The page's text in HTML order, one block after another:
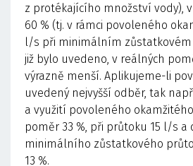
z protékajícího množství vody),
60 % (tj. v rámci povoleného
l/s při minimálním zůstatkovém
již bylo uvedeno, v reálných
výrazně menší. Aplikujeme-li
uvedený nejvyšší odběr, tak
a využití povoleného
poměr 33 %, při průtoku 15 l/s a
minimálního zůstatkového
13 %.